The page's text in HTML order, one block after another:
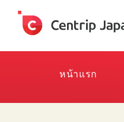
หน้าแรก